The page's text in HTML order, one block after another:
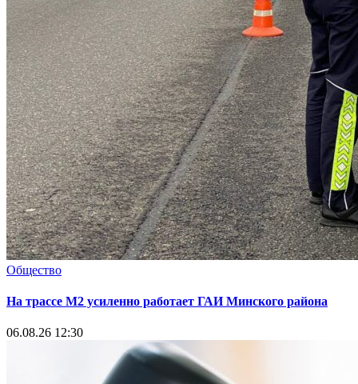
Общество
На трассе М2 усиленно работает ГАИ Минского района
06.08.26 12:30